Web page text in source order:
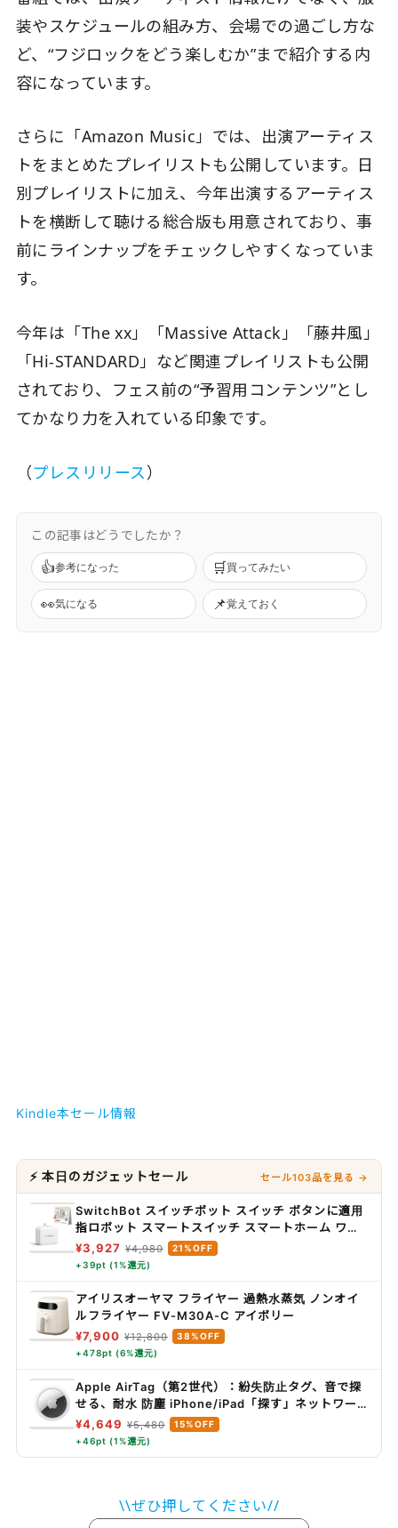
装やスケジュールの組み方、会場での過ごし方な
ど、“フジロックをどう楽しむか”まで紹介する内
容になっています。
さらに「Amazon Music」では、出演アーティス
トをまとめたプレイリストも公開しています。日
別プレイリストに加え、今年出演するアーティス
トを横断して聴ける総合版も用意されており、事
前にラインナップをチェックしやすくなっていま
す。
今年は「The xx」「Massive Attack」「藤井風」
「Hi-STANDARD」など関連プレイリストも公開
されており、フェス前の“予習用コンテンツ”とし
てかなり力を入れている印象です。
（プレスリリース）
この記事はどうでしたか？
👍参考になった 🛒買ってみたい
👀気になる 📌覚えておく
Kindle本セール情報
⚡ 本日のガジェットセール セール103品を見る →
SwitchBot スイッチボット スイッチ ボタンに適用
指ロボット スマートスイッチ スマートホーム ワイ
ヤレス タイマー スマホで遠隔操作 Alexa, Google
Home, Siri, IFTTTなどに対応(ハブ必要) ホワイト
¥3,927 ¥4,980
21%OFF
+39pt (1%還元)
アイリスオーヤマ フライヤー 過熱水蒸気 ノンオイ
ルフライヤー FV-M30A-C アイボリー
¥7,900 ¥12,800
38%OFF
+478pt (6%還元)
Apple AirTag（第2世代）：紛失防止タグ、音で探
せる、耐水 防塵 iPhone/iPad「探す」ネットワー
ク対応、探せる範囲が最大1.5 倍に広がった「正確
な場所を見つける」機能搭載
¥4,649 ¥5,480
15%OFF
+46pt (1%還元)
\\ぜひ押してください//